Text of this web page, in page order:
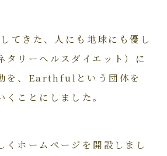
てきた、人にも地球にも優し
タリーヘルスダイエット）に
を、Earthfulという団体を
くことにしました。
くホームページを開設しまし